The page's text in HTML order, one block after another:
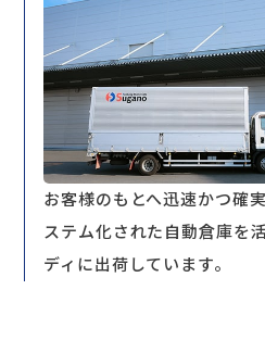
お客様のもとへ迅速かつ確
ステム化された自動倉庫を
ディに出荷しています。